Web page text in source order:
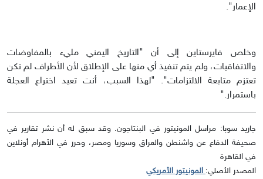
الإعمار".
وخلص فايرستاين إلى أن "التاريخ اليمني مليء بالمفاوضات
والاتفاقيات، ولم يتم تنفيذ أي منها على الإطلاق لأن الأطراف لم تكن
تعتزم متابعة الالتزامات". "لهذا السبب، أنت تعيد اختراع العجلة
باستمرار."
جاريد سوبا: مراسل المونيتور في البنتاجون. وقد سبق له أن نشر تقارير في
صحيفة الدفاع عن واشنطن والعراق وسوريا ومصر، وحرر في الأهرام أونلاين
في القاهرة
المصدر الأصلي: المونيتور الأمريكي